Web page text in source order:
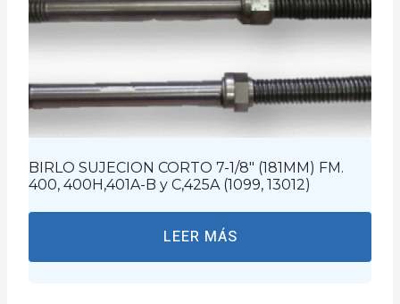
BIRLO SUJECION CORTO 7-1/8″ (181MM) FM.
400, 400H,401A-B y C,425A (1099, 13012)
LEER MÁS